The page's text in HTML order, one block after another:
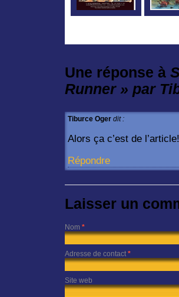
Une réponse à
Runner » par
Tiburce Oger dit :
Alors ça c’est de
Répondre
Laisser un
Nom *
Adresse de contact *
Site web